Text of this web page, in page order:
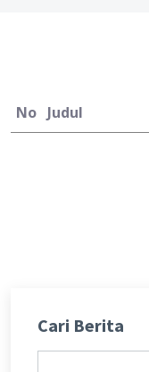
No Judul
Cari Berita